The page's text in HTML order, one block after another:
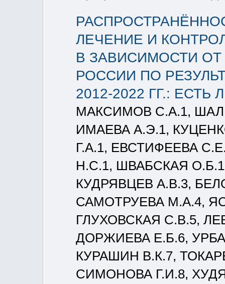
ЛЕЧЕНИЕ И
В ЗАВИСИМОСТИ
РОССИИ ПО
2012-2022 ГГ.: ЕСТЬ
МАКСИМОВ С.А.1,
ИМАЕВА А.Э.1,
Г.А.1, ЕВСТИФЕЕВА
Н.С.1, ШВАБСКАЯ
КУДРЯВЦЕВ А.В.3,
САМОТРУЕВА М.А.4,
ГЛУХОВСКАЯ С.В.5,
ДОРЖИЕВА Е.Б.6,
КУРАШИН В.К.7,
СИМОНОВА Г.И.8,